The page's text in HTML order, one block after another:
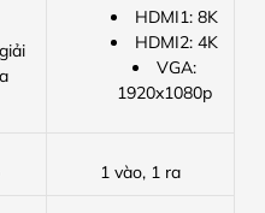
HDMI1: 8K
HDMI2: 4K
VGA:
1920x1080p
1 vào, 1 ra